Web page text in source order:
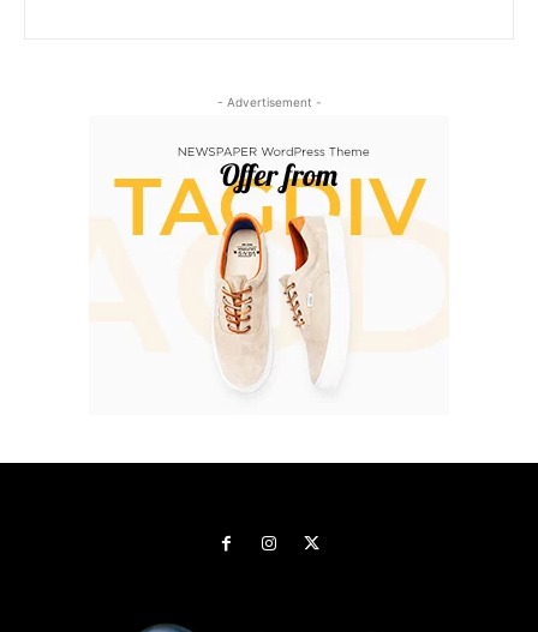
- Advertisement -